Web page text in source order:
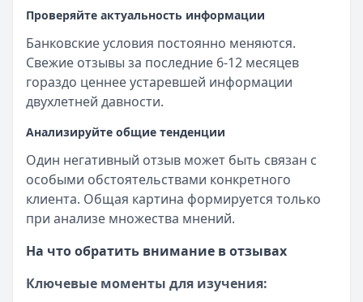
Проверяйте актуальность информации
Банковские условия постоянно меняются.
Свежие отзывы за последние 6-12 месяцев
гораздо ценнее устаревшей информации
двухлетней давности.
Анализируйте общие тенденции
Один негативный отзыв может быть связан с
особыми обстоятельствами конкретного
клиента. Общая картина формируется только
при анализе множества мнений.
На что обратить внимание в отзывах
Ключевые моменты для изучения: